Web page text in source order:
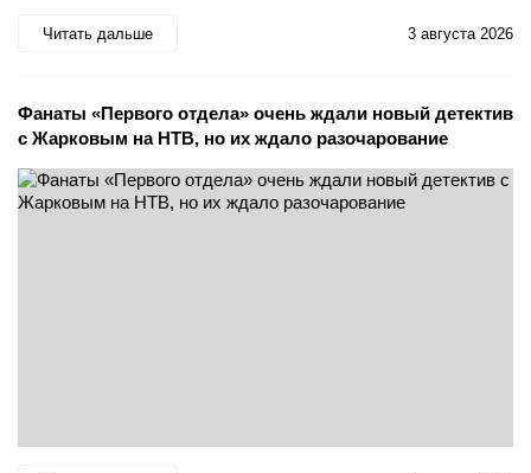
Читать дальше 3 августа 2026
Фанаты «Первого отдела» очень ждали новый детектив
с Жарковым на НТВ, но их ждало разочарование